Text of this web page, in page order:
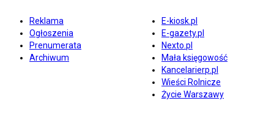
Reklama
Ogłoszenia
Prenumerata
Archiwum
E-kiosk.pl
E-gazety.pl
Nexto.pl
Mała księgowość
Kancelarierp.pl
Wieści Rolnicze
Życie Warszawy